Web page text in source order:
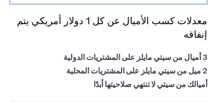
معدلات كسب الأميال عن كل 1 دولار أمريكي يتم
إنفاقه
3 أميال من سيتي مايلز على المشتريات الدولية
2 ميل من سيتي مايلز على المشتريات المحلية
أميالك من سيتي لا تنتهي صلاحيتها أبدًا